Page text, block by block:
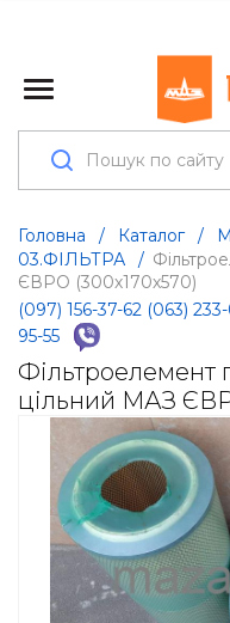
Головна / Каталог /
03.ФІЛЬТРА
/
ЄВРО (300х170х570)
(097) 156-37-62 (063)
95-55
Фільтроелемент
цільний МАЗ